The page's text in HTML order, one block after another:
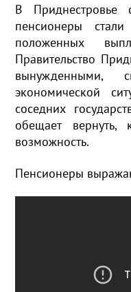
В
пенсионеры
положенных
Правительство
вынужденными,
экономической
соседних
обещает вернуть,
возможность.
Пенсионеры